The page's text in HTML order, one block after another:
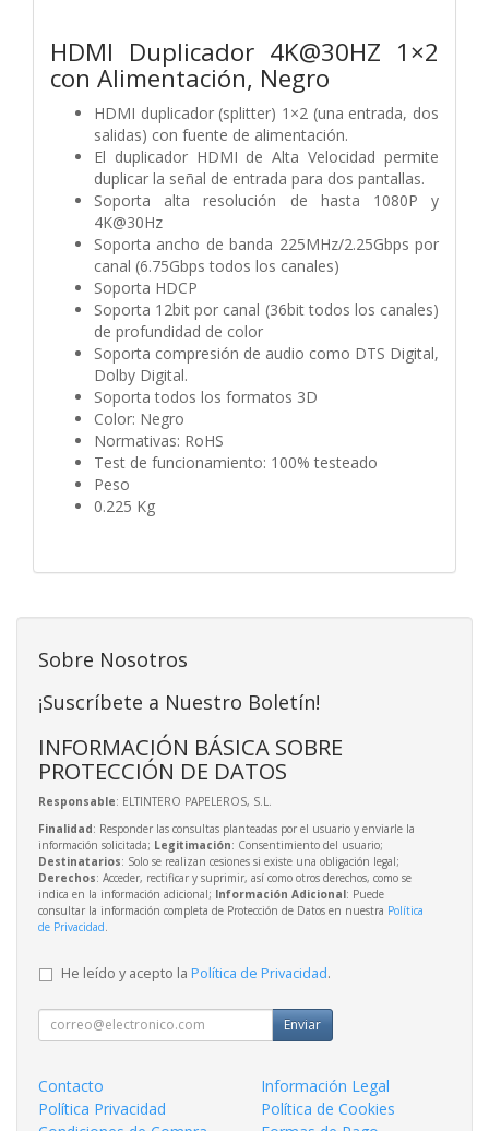
HDMI Duplicador 4K@30HZ 1×2
con Alimentación, Negro
HDMI duplicador (splitter) 1×2 (una entrada, dos
salidas) con fuente de alimentación.
El duplicador HDMI de Alta Velocidad permite
duplicar la señal de entrada para dos pantallas.
Soporta alta resolución de hasta 1080P y
4K@30Hz
Soporta ancho de banda 225MHz/2.25Gbps por
canal (6.75Gbps todos los canales)
Soporta HDCP
Soporta 12bit por canal (36bit todos los canales)
de profundidad de color
Soporta compresión de audio como DTS Digital,
Dolby Digital.
Soporta todos los formatos 3D
Color: Negro
Normativas: RoHS
Test de funcionamiento: 100% testeado
Peso
0.225 Kg
Sobre Nosotros
¡Suscríbete a Nuestro Boletín!
INFORMACIÓN BÁSICA SOBRE
PROTECCIÓN DE DATOS
Responsable: ELTINTERO PAPELEROS, S.L.
Finalidad: Responder las consultas planteadas por el usuario y enviarle la
información solicitada; Legitimación: Consentimiento del usuario;
Destinatarios: Solo se realizan cesiones si existe una obligación legal;
Derechos: Acceder, rectificar y suprimir, así como otros derechos, como se
indica en la información adicional; Información Adicional: Puede
consultar la información completa de Protección de Datos en nuestra Política
de Privacidad
He leído y acepto la Política de Privacidad.
Enviar
Contacto
Información Legal
Política Privacidad
Política de Cookies